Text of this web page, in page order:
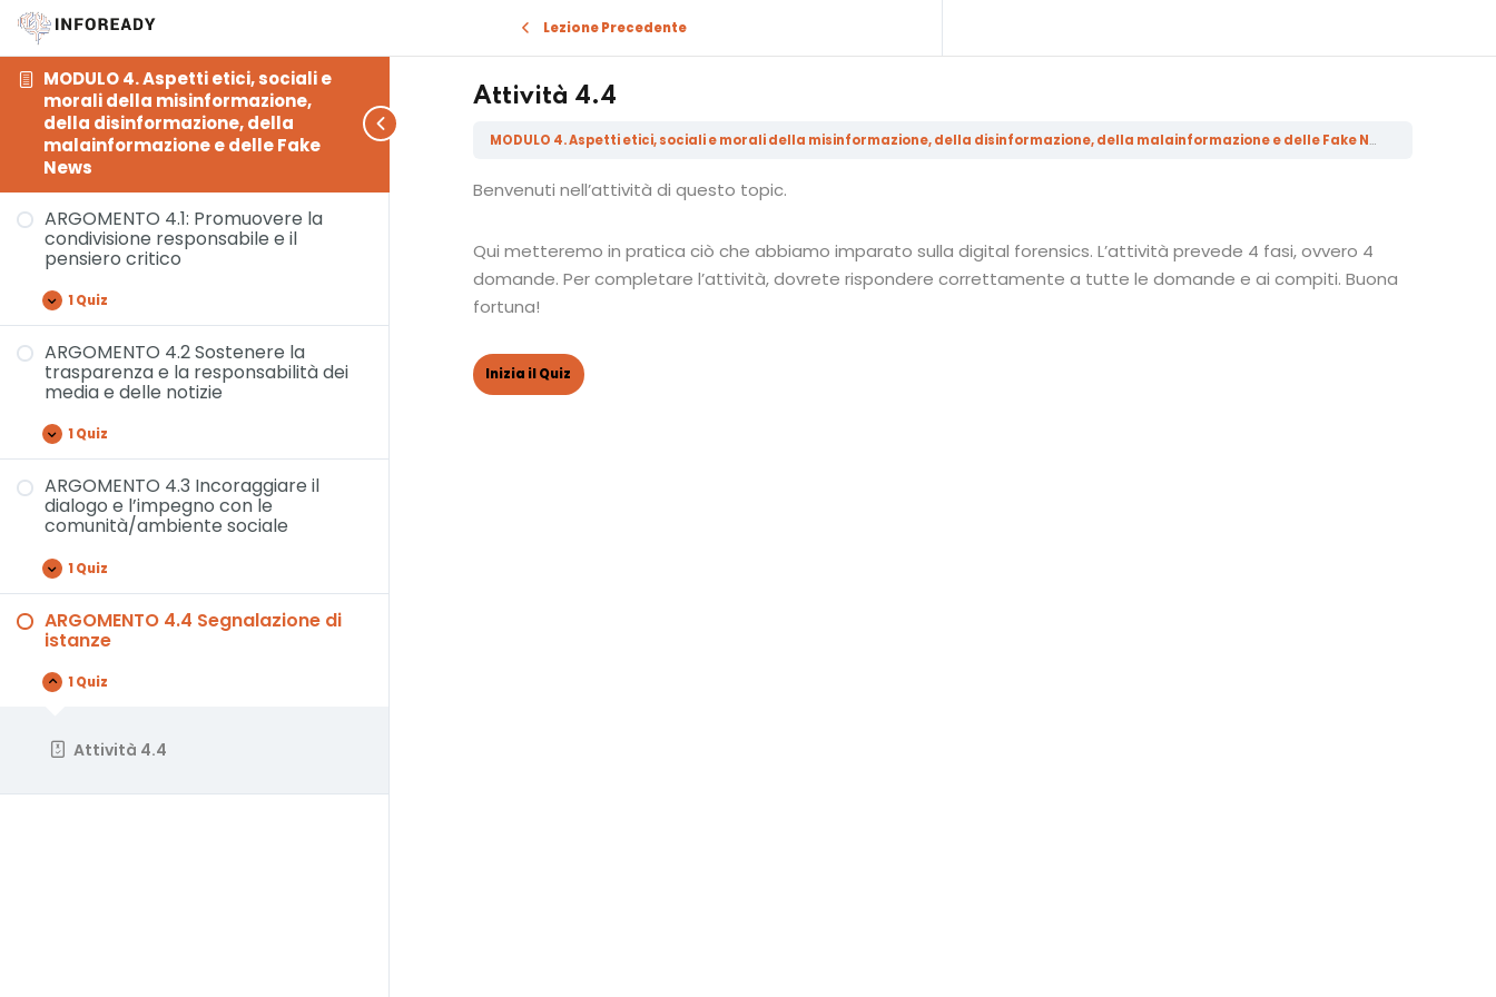
MODULO 4. Aspetti etici, sociali e
morali della misinformazione,
della disinformazione, della
malainformazione e delle Fake
News
ARGOMENTO 4.1: Promuovere la
condivisione responsabile e il
pensiero critico
1 Quiz
ARGOMENTO 4.2 Sostenere la
trasparenza e la responsabilità dei
media e delle notizie
1 Quiz
ARGOMENTO 4.3 Incoraggiare il
dialogo e l’impegno con le
comunità/ambiente sociale
1 Quiz
ARGOMENTO 4.4 Segnalazione di
istanze
1 Quiz
Attività 4.4
Lezione Precedente
Attività 4.4
MODULO 4. Aspetti etici, sociali e morali della misinformazione, della disinformazione, della malainformazione e delle Fake News
Benvenuti nell’attività di questo topic.
Qui metteremo in pratica ciò che abbiamo imparato sulla digital forensics. L’attività prevede 4 fasi, ovvero 4
domande. Per completare l’attività, dovrete rispondere correttamente a tutte le domande e ai compiti. Buona
fortuna!
Sign in Sign up
Sign in